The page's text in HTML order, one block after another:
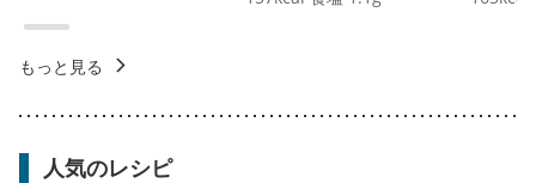
もっと見る
人気のレシピ